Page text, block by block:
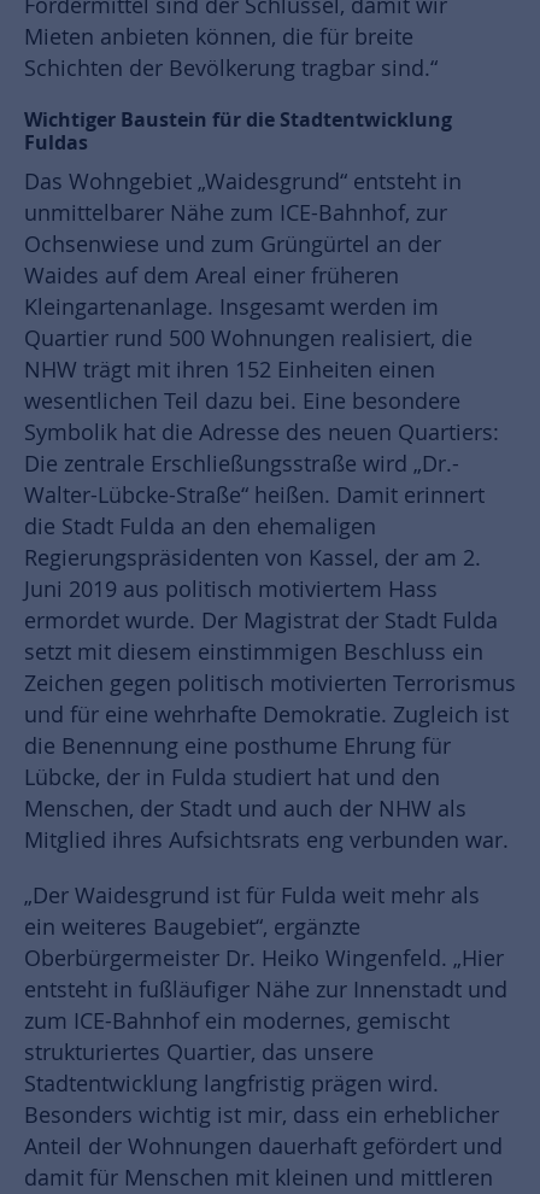
Fördermittel sind der Schlüssel, damit wir
Mieten anbieten können, die für breite
Schichten der Bevölkerung tragbar sind.“
Wichtiger Baustein für die Stadtentwicklung
Fuldas
Das Wohngebiet „Waidesgrund“ entsteht in
unmittelbarer Nähe zum ICE-Bahnhof, zur
Ochsenwiese und zum Grüngürtel an der
Waides auf dem Areal einer früheren
Kleingartenanlage. Insgesamt werden im
Quartier rund 500 Wohnungen realisiert, die
NHW trägt mit ihren 152 Einheiten einen
wesentlichen Teil dazu bei. Eine besondere
Symbolik hat die Adresse des neuen Quartiers:
Die zentrale Erschließungsstraße wird „Dr.-
Walter-Lübcke-Straße“ heißen. Damit erinnert
die Stadt Fulda an den ehemaligen
Regierungspräsidenten von Kassel, der am 2.
Juni 2019 aus politisch motiviertem Hass
ermordet wurde. Der Magistrat der Stadt Fulda
setzt mit diesem einstimmigen Beschluss ein
Zeichen gegen politisch motivierten Terrorismus
und für eine wehrhafte Demokratie. Zugleich ist
die Benennung eine posthume Ehrung für
Lübcke, der in Fulda studiert hat und den
Menschen, der Stadt und auch der NHW als
Mitglied ihres Aufsichtsrats eng verbunden war.
„Der Waidesgrund ist für Fulda weit mehr als
ein weiteres Baugebiet“, ergänzte
Oberbürgermeister Dr. Heiko Wingenfeld. „Hier
entsteht in fußläufiger Nähe zur Innenstadt und
zum ICE-Bahnhof ein modernes, gemischt
strukturiertes Quartier, das unsere
Stadtentwicklung langfristig prägen wird.
Besonders wichtig ist mir, dass ein erheblicher
Anteil der Wohnungen dauerhaft gefördert und
damit für Menschen mit kleinen und mittleren